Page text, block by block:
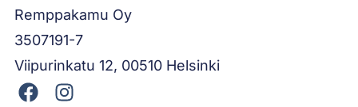
Remppakamu Oy
3507191-7
Viipurinkatu 12, 00510 Helsinki